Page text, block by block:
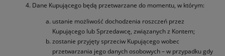
Dane Kupującego będą przetwarzane do momentu, w którym:
ustanie możliwość dochodzenia roszczeń przez
Kupującego lub Sprzedawcę, związanych z Kontem;
zostanie przyjęty sprzeciw Kupującego wobec
przetwarzania jego danych osobowych – w przypadku gdy